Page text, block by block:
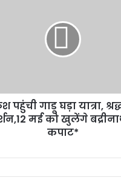
पहुंची गाडू घड़ा यात्रा,
मई को खुलेंगे
कपाट*